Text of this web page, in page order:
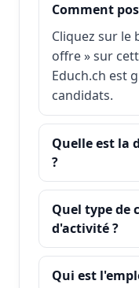
Comment
Cliquez sur le
offre » sur
Educh.ch est
candidats.
Quelle est la
?
Quel type de
d'activité ?
Qui est